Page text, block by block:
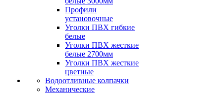
Профили
установочные
Уголки ПВХ гибкие
белые
Уголки ПВХ жесткие
белые 2700мм
Уголки ПВХ жесткие
цветные
Водоотливные колпачки
Механические